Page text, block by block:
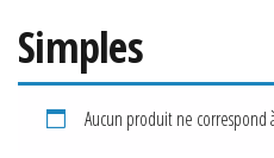
Simples
Aucun produit ne correspond